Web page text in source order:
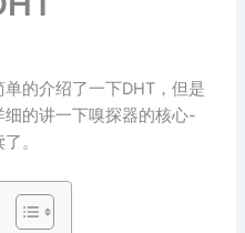
的介绍了一下DHT，但是
的讲一下嗅探器的核心-
。